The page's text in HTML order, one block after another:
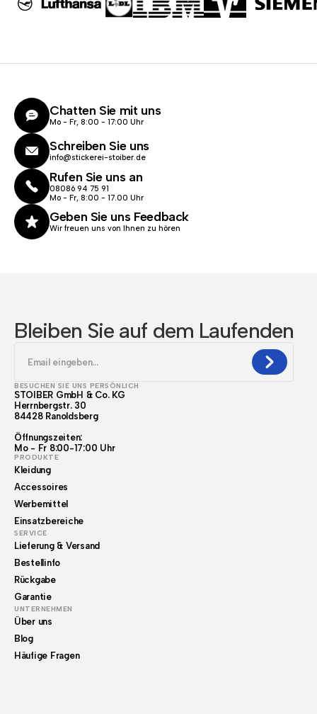
Chatten Sie mit uns
Mo - Fr, 8:00 - 17:00 Uhr
Schreiben Sie uns
info@stickerei-stoiber.de
Rufen Sie uns an
08086 94 75 91
Mo - Fr, 8:00 - 17.00 Uhr
Geben Sie uns Feedback
Wir freuen uns von Ihnen zu hören
Bleiben Sie auf dem Laufenden
BESUCHEN SIE UNS PERSÖNLICH
STOIBER GmbH & Co. KG
Herrnbergstr. 30
84428 Ranoldsberg
Öffnungszeiten:
Mo - Fr 8:00-17:00 Uhr
PRODUKTE
Kleidung
Accessoires
Werbemittel
Einsatzbereiche
SERVICE
Lieferung & Versand
Bestellinfo
Rückgabe
Garantie
UNTERNEHMEN
Über uns
Blog
Häufige Fragen